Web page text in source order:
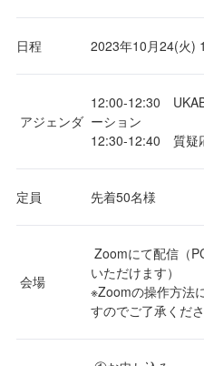
日程 2023年10月24(火)
アジェンダ
12:00-12:30
ーション
12:30-12:40 質疑
定員 先着50名様
会場
Zoomにて配信（
いただけます）
※Zoomの操作方法
すのでご了承くだ